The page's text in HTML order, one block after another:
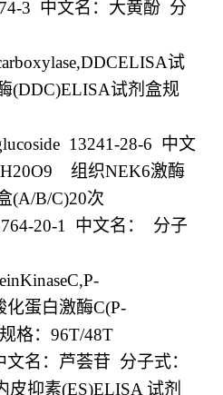
3 中文名：大黄酚 分
试
(DDC)ELISA试剂盒规
13241-28-6 中文
组织NEK6激酶
(A/B/C)20次
20-1 中文名：
分子
化蛋白激酶C(P-
格： 96T/48T
文名：芦荟苷 分子式：
皮抑素(ES)ELISA 试剂